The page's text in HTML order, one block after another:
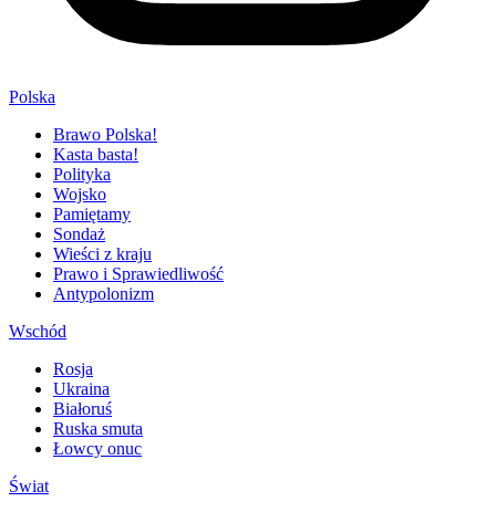
Polska
Brawo Polska!
Kasta basta!
Polityka
Wojsko
Pamiętamy
Sondaż
Wieści z kraju
Prawo i Sprawiedliwość
Antypolonizm
Wschód
Rosja
Ukraina
Białoruś
Ruska smuta
Łowcy onuc
Świat